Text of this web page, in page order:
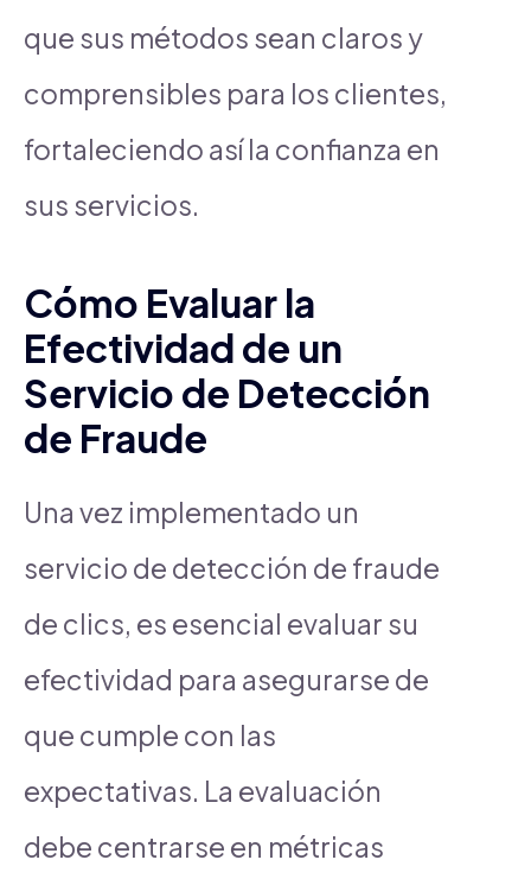
que sus métodos sean claros y
comprensibles para los clientes,
fortaleciendo así la confianza en
sus servicios.
Cómo Evaluar la
Efectividad de un
Servicio de Detección
de Fraude
Una vez implementado un
servicio de detección de fraude
de clics, es esencial evaluar su
efectividad para asegurarse de
que cumple con las
expectativas. La evaluación
debe centrarse en métricas